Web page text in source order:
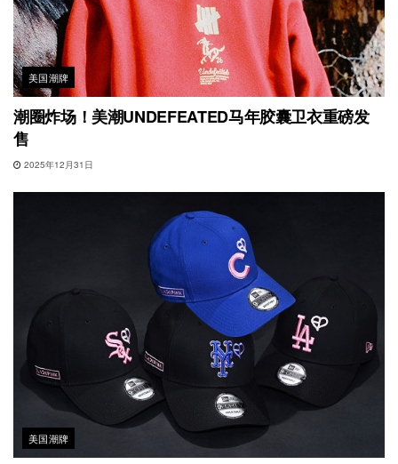
美国潮牌
潮圈炸场！美潮UNDEFEATED马年胶囊卫衣重磅发
售
2025年12月31日
美国潮牌